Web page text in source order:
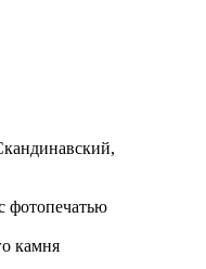
фотопечатью
камня